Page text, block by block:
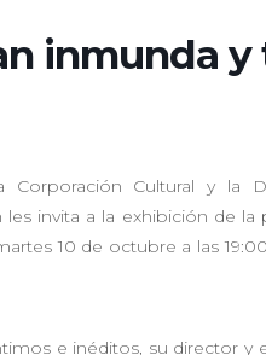
inmunda y
Corporación Cultural y la
invita a la exhibición de la
10 de octubre a las
e inéditos, su director y